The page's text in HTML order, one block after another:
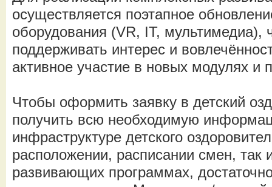
осуществляется поэтапное
оборудования (VR, IT, мультимедиа),
поддерживать интерес и
активное участие в новых модулях и
Чтобы оформить заявку в детский
получить всю необходимую
инфраструктуре детского
расположении, расписании смен,
развивающих программах,